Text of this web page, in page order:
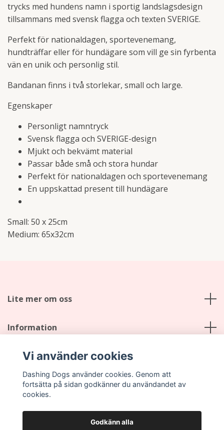
trycks med hundens namn i sportig landslagsdesign
tillsammans med svensk flagga och texten SVERIGE.
Perfekt för nationaldagen, sportevenemang,
hundträffar eller för hundägare som vill ge sin fyrbenta
vän en unik och personlig stil.
Bandanan finns i två storlekar, small och large.
Egenskaper
Personligt namntryck
Svensk flagga och SVERIGE-design
Mjukt och bekvämt material
Passar både små och stora hundar
Perfekt för nationaldagen och sportevenemang
En uppskattad present till hundägare
Small: 50 x 25cm
Medium: 65x32cm
Lite mer om oss
Information
Sociala medier
Vi använder cookies
Dashing Dogs använder cookies. Genom att
fortsätta på sidan godkänner du användandet av
cookies.
Godkänn alla